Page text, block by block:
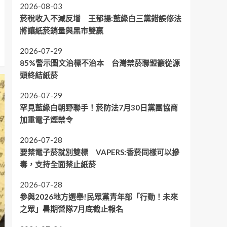
2026-08-03
菸稅收入不減反增 王郁揚:藍綠白三黨錯誤修法
將讓紙菸銷量與黑市雙贏
2026-07-29
85%警示圖文治標不治本 台灣禁菸聯盟籲從源
頭終結紙菸
2026-07-29
罕見藍綠白朝野聯手！菸防法7月30日黨團協商
加重電子煙禁令
2026-07-28
要禁電子菸就別雙標 VAPERS:香菸同樣可以摻
毒，支持全面禁止紙菸
2026-07-28
參與2026地方選舉!民眾黨青年部「行動！未來
之眾」暑期營隊7月底截止報名